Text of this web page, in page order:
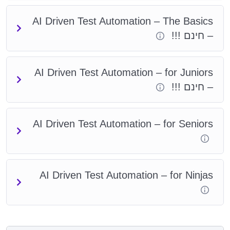
בהצלחה,
יוני פלנר וצוות הפיתוח וההדרכות של עתיד האוטומציה
סה"כ סרטוני הדרכה:
סה"כ זמן צפייה – וידאו הקורס:14:55 שעות
סה"כ זמן הקורס (כולל תירגול):
30 שעות
AI Driven Test Automation – The Basics
– חינם !!!
AI Driven Test Automation – for Juniors
– חינם !!!
AI Driven Test Automation – for Seniors
AI Driven Test Automation – for Ninjas